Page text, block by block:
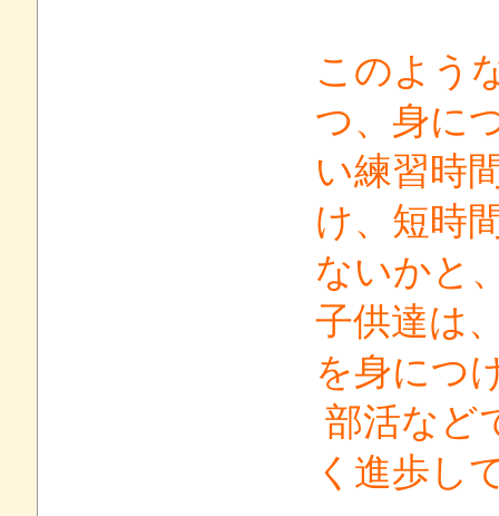
このよう
つ、身に
い練習時
け、短時
ないかと
子供達は
を身につ
部活など
く進歩し